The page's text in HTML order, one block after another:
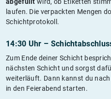
laufen. Die verpackten Mengen
Schichtprotokoll.
14:30 Uhr –
Zum Ende deiner Schicht
nächsten Schicht und sorgst
weiterläuft. Dann kannst du
in den Feierabend starten.